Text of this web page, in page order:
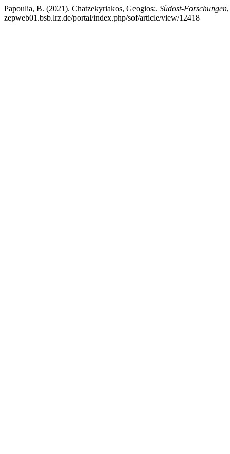
Papoulia, B. (2021). Chatzekyriakos, Geogios:. Südost-Forschungen
zepweb01.bsb.lrz.de/portal/index.php/sof/article/view/12418